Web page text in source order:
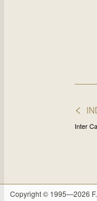
<
Inter
Copyright © 1995—2026